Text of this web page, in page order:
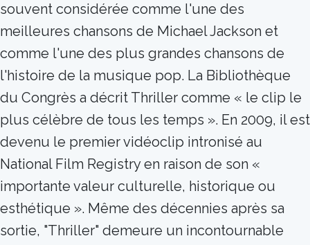
souvent considérée comme l'une des
meilleures chansons de Michael Jackson et
comme l'une des plus grandes chansons de
l'histoire de la musique pop. La Bibliothèque
du Congrès a décrit Thriller comme « le clip le
plus célèbre de tous les temps ». En 2009, il est
devenu le premier vidéoclip intronisé au
National Film Registry en raison de son «
importante valeur culturelle, historique ou
esthétique ». Même des décennies après sa
sortie, "Thriller" demeure un incontournable